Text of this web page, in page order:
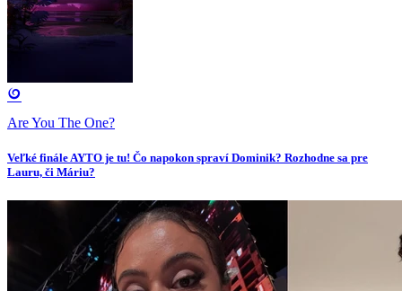
Are You The One?
Veľké finále AYTO je tu! Čo napokon spraví Dominik? Rozhodne sa pre
Lauru, či Máriu?